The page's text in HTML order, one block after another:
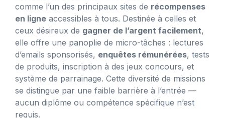
comme l’un des principaux sites de récompenses
en ligne accessibles à tous. Destinée à celles et
ceux désireux de gagner de l’argent facilement,
elle offre une panoplie de micro-tâches : lectures
d’emails sponsorisés, enquêtes rémunérées, tests
de produits, inscription à des jeux concours, et
système de parrainage. Cette diversité de missions
se distingue par une faible barrière à l’entrée —
aucun diplôme ou compétence spécifique n’est
requis.